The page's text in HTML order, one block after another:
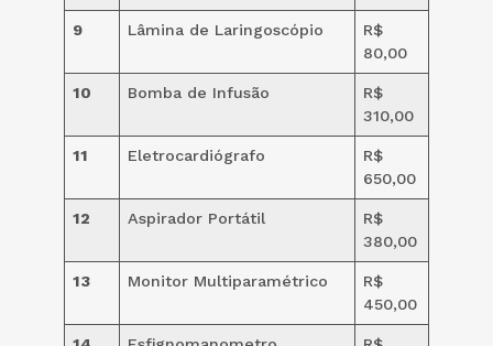
9 Lâmina de Laringoscópio
R$
80,00
10 Bomba de Infusão
R$
310,00
11 Eletrocardiógrafo
R$
650,00
12 Aspirador Portátil
R$
380,00
13 Monitor Multiparamétrico
R$
450,00